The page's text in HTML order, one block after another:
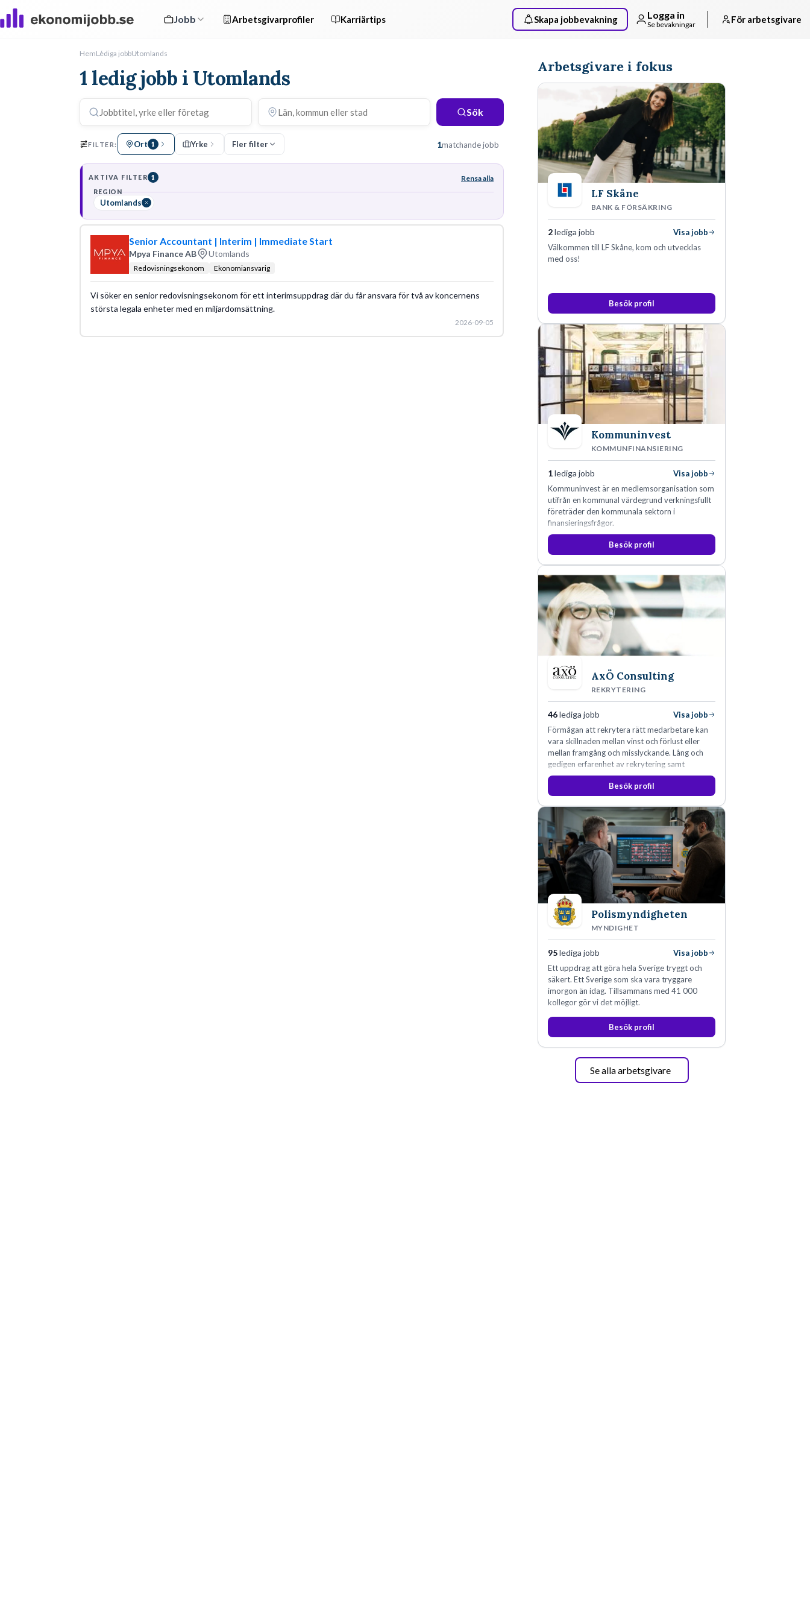
Jobb Arbetsgivarprofiler Karriärtips Skapa jobbevakning Logga in
Se bevakningar För arbetsgivare
HemLediga jobbUtomlands
1 ledig jobb i Utomlands
Sök
FILTER: Ort 1 Yrke Fler filter 1matchande jobb
AKTIVA FILTER 1 Rensa alla
REGION
Utomlands
Senior Accountant | Interim | Immediate Start
Mpya Finance AB Utomlands
Redovisningsekonom Ekonomiansvarig
Vi söker en senior redovisningsekonom för ett interimsuppdrag där du får ansvara för två av koncernens
största legala enheter med en miljardomsättning.
2026-09-05
Arbetsgivare i fokus
LF Skåne
BANK & FÖRSÄKRING
2lediga jobb
Visa jobb
Välkommen till LF Skåne, kom och utvecklas
med oss!
Besök profil
Kommuninvest
KOMMUNFINANSIERING
1lediga jobb
Visa jobb
Kommuninvest är en medlemsorganisation som
utifrån en kommunal värdegrund verkningsfullt
företräder den kommunala sektorn i
finansieringsfrågor.
Besök profil
AxÖ Consulting
REKRYTERING
46lediga jobb
Visa jobb
Förmågan att rekrytera rätt medarbetare kan
vara skillnaden mellan vinst och förlust eller
mellan framgång och misslyckande. Lång och
gedigen erfarenhet av rekrytering samt
konsultverksamhet har lärt oss just det.
Besök profil
Polismyndigheten
MYNDIGHET
95lediga jobb
Visa jobb
Ett uppdrag att göra hela Sverige tryggt och
säkert. Ett Sverige som ska vara tryggare
imorgon än idag. Tillsammans med 41 000
kollegor gör vi det möjligt.
Besök profil
Se alla arbetsgivare